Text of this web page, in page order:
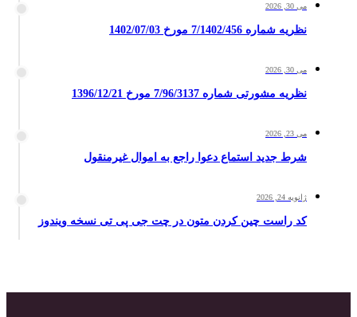
می 30, 2026
نظریه شماره 7/1402/456 مورخ 1402/07/03
می 30, 2026
نظریه مشورتی شماره 7/96/3137 مورخ 1396/12/21
می 23, 2026
شرط جدید استماع دعوا راجع به اموال غیرمنقول
ژانویه 24, 2026
کد راست چین کردن متون در چت جی پی تی نسخه ویندوز